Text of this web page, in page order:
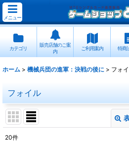
メニュー
カテゴリ
販売店舗のご案
内
ご利用案内 特商
ホーム > 機械兵団の進軍：決戦の後に > フォ
フォイル
20件